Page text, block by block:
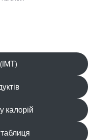
калорій